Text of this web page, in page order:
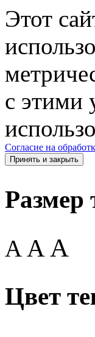
Этот
с этими
Согласие на
Принять и закрыть
Размер
A AA
Цвет